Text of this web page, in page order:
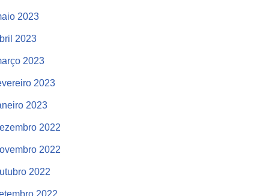
2023
2023
2023
2023
2023
2022
2022
2022
2022